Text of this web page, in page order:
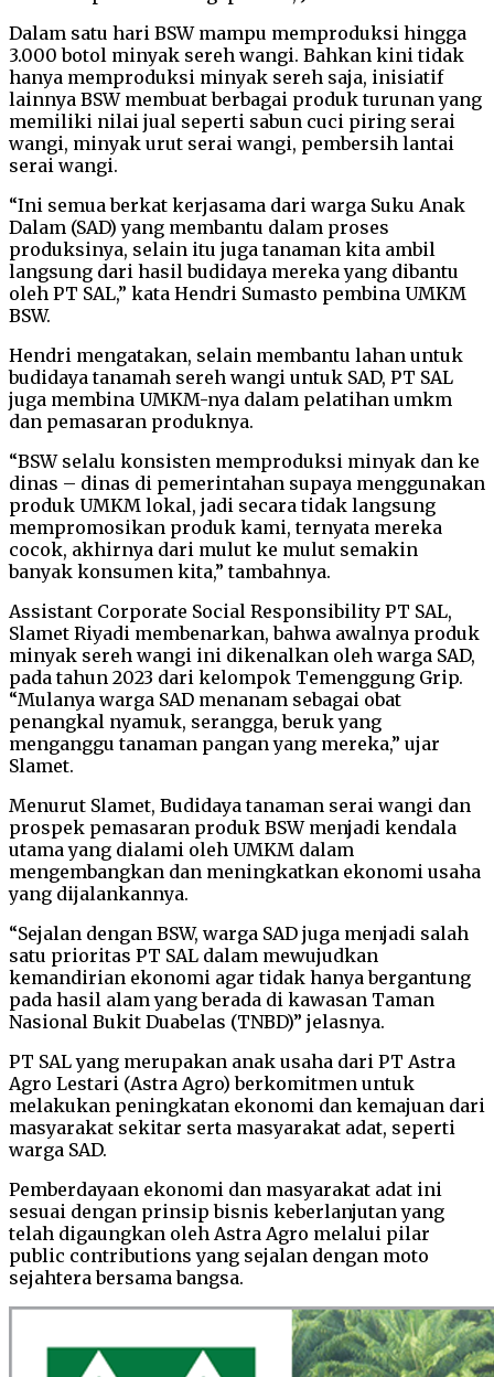
Dalam satu hari BSW mampu memproduksi hingga
3.000 botol minyak sereh wangi. Bahkan kini tidak
hanya memproduksi minyak sereh saja, inisiatif
lainnya BSW membuat berbagai produk turunan yang
memiliki nilai jual seperti sabun cuci piring serai
wangi, minyak urut serai wangi, pembersih lantai
serai wangi.
“Ini semua berkat kerjasama dari warga Suku Anak
Dalam (SAD) yang membantu dalam proses
produksinya, selain itu juga tanaman kita ambil
langsung dari hasil budidaya mereka yang dibantu
oleh PT SAL,” kata Hendri Sumasto pembina UMKM
BSW.
Hendri mengatakan, selain membantu lahan untuk
budidaya tanamah sereh wangi untuk SAD, PT SAL
juga membina UMKM-nya dalam pelatihan umkm
dan pemasaran produknya.
“BSW selalu konsisten memproduksi minyak dan ke
dinas – dinas di pemerintahan supaya menggunakan
produk UMKM lokal, jadi secara tidak langsung
mempromosikan produk kami, ternyata mereka
cocok, akhirnya dari mulut ke mulut semakin
banyak konsumen kita,” tambahnya.
Assistant Corporate Social Responsibility PT SAL,
Slamet Riyadi membenarkan, bahwa awalnya produk
minyak sereh wangi ini dikenalkan oleh warga SAD,
pada tahun 2023 dari kelompok Temenggung Grip.
“Mulanya warga SAD menanam sebagai obat
penangkal nyamuk, serangga, beruk yang
menganggu tanaman pangan yang mereka,” ujar
Slamet.
Menurut Slamet, Budidaya tanaman serai wangi dan
prospek pemasaran produk BSW menjadi kendala
utama yang dialami oleh UMKM dalam
mengembangkan dan meningkatkan ekonomi usaha
yang dijalankannya.
“Sejalan dengan BSW, warga SAD juga menjadi salah
satu prioritas PT SAL dalam mewujudkan
kemandirian ekonomi agar tidak hanya bergantung
pada hasil alam yang berada di kawasan Taman
Nasional Bukit Duabelas (TNBD)” jelasnya.
PT SAL yang merupakan anak usaha dari PT Astra
Agro Lestari (Astra Agro) berkomitmen untuk
melakukan peningkatan ekonomi dan kemajuan dari
masyarakat sekitar serta masyarakat adat, seperti
warga SAD.
Pemberdayaan ekonomi dan masyarakat adat ini
sesuai dengan prinsip bisnis keberlanjutan yang
telah digaungkan oleh Astra Agro melalui pilar
public contributions yang sejalan dengan moto
sejahtera bersama bangsa.